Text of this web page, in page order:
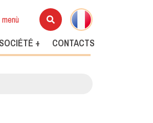
+ CONTACTS